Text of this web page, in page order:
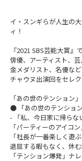
イ・スンギらが人生の
ィ！
『2021 SBS芸能大賞』
俳優、アーティスト、
金メダリスト、名優な
チャウヌ出演回をセレク
「あの世のテンション
● 「あの世のテンショ
- 「私、今日家に帰らな
「パーティーのアイコ
「社長が一番楽しく遊
退屈する暇もなく、休む
「テンション爆発」ナ